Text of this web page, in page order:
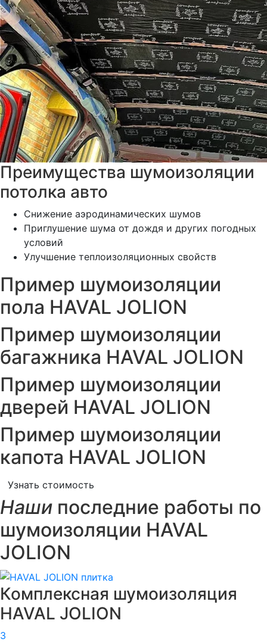
Преимущества шумоизоляции
потолка авто
Снижение аэродинамических шумов
Приглушение шума от дождя и других погодных
условий
Улучшение теплоизоляционных свойств
Пример шумоизоляции
пола HAVAL JOLION
Пример шумоизоляции
багажника HAVAL JOLION
Пример шумоизоляции
дверей HAVAL JOLION
Пример шумоизоляции
капота HAVAL JOLION
Узнать стоимость
Наши последние работы по
шумоизоляции HAVAL
JOLION
Комплексная шумоизоляция
HAVAL JOLION
3